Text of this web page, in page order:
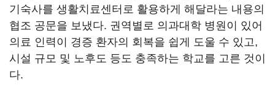
기숙사를 생활치료센터로 활용하게 해달라는 내용의
협조 공문을 보냈다. 권역별로 의과대학 병원이 있어
의료 인력이 경증 환자의 회복을 쉽게 도울 수 있고,
시설 규모 및 노후도 등도 충족하는 학교를 고른 것이
다.